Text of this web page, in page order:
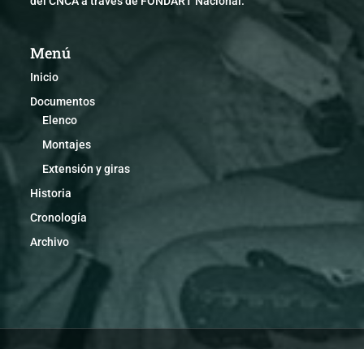
Menú
Inicio
Documentos
Elenco
Montajes
Extensión y giras
Historia
Cronología
Archivo